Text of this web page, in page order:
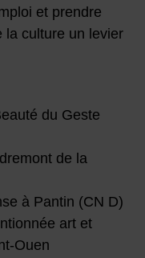
et prendre
la culture un levier
du Geste
de la
à Pantin (CN D)
art et
Ouen